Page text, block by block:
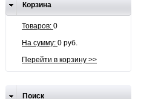
Корзина
Товаров: 0
На сумму: 0 руб.
Перейти в корзину >>
Поиск